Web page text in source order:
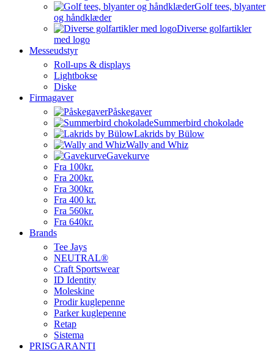
Golf tees, blyanter
og håndklæder
Diverse golfartikler
med logo
Messeudstyr
Roll-ups & displays
Lightbokse
Diske
Firmagaver
Påskegaver
Summerbird chokolade
Lakrids by Bülow
Wally and Whiz
Gavekurve
Fra 100kr.
Fra 200kr.
Fra 300kr.
Fra 400 kr.
Fra 560kr.
Fra 640kr.
Brands
Tee Jays
NEUTRAL®
Craft Sportswear
ID Identity
Moleskine
Prodir kuglepenne
Parker kuglepenne
Retap
Sistema
PRISGARANTI